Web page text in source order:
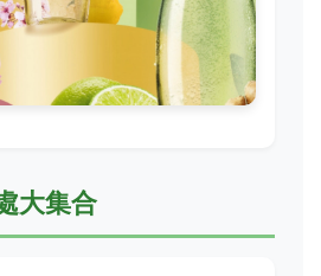
大集合